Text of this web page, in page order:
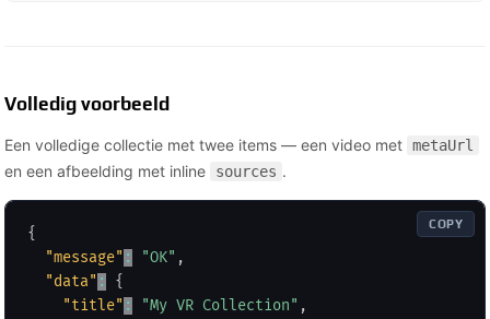
Volledig voorbeeld
Een volledige collectie met twee items — een video met metaUrl
en een afbeelding met inline sources .
{
"message" : "OK" ,
"data" :
{
"title" : "My VR Collection" ,
COPY